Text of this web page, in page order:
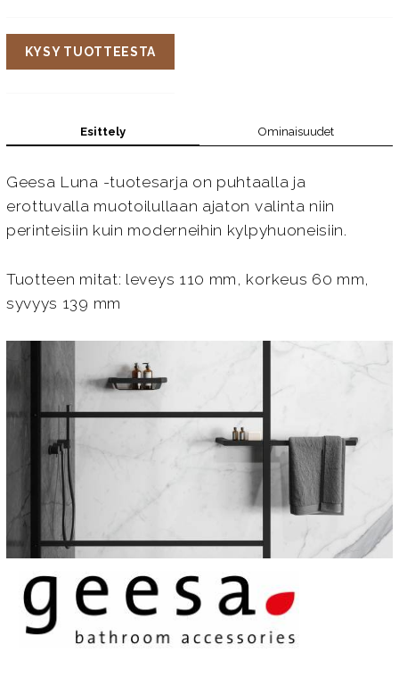
KYSY TUOTTEESTA
Esittely Ominaisuudet
Geesa Luna -tuotesarja on puhtaalla ja
erottuvalla muotoilullaan ajaton valinta niin
perinteisiin kuin moderneihin kylpyhuoneisiin.
Tuotteen mitat: leveys 110 mm, korkeus 60 mm,
syvyys 139 mm